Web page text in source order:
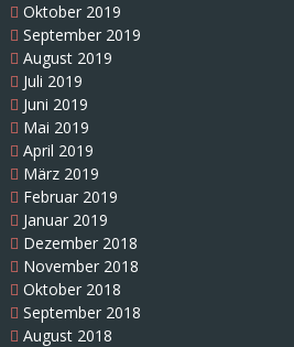
Oktober 2019
September 2019
August 2019
Juli 2019
Juni 2019
Mai 2019
April 2019
März 2019
Februar 2019
Januar 2019
Dezember 2018
November 2018
Oktober 2018
September 2018
August 2018